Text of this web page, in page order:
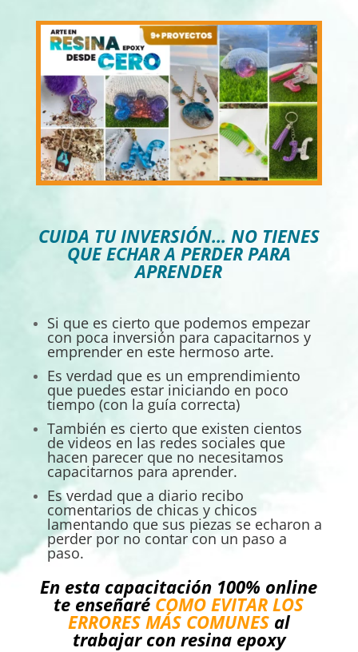
CUIDA TU INVERSIÓN… NO TIENES
QUE ECHAR A PERDER PARA
APRENDER
Si que es cierto que podemos empezar
con poca inversión para capacitarnos y
emprender en este hermoso arte.
Es verdad que es un emprendimiento
que puedes estar iniciando en poco
tiempo (con la guía correcta)
También es cierto que existen cientos
de videos en las redes sociales que
hacen parecer que no necesitamos
capacitarnos para aprender.
Es verdad que a diario recibo
comentarios de chicas y chicos
lamentando que sus piezas se echaron a
perder por no contar con un paso a
paso.
En esta capacitación 100% online
te enseñaré COMO EVITAR LOS
ERRORES MÁS COMUNES al
trabajar con resina epoxy